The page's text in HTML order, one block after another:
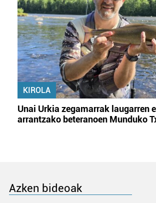
KIROLA
Unai Urkia zegamarrak laugarren
arrantzako beteranoen Munduko
Azken bideoak